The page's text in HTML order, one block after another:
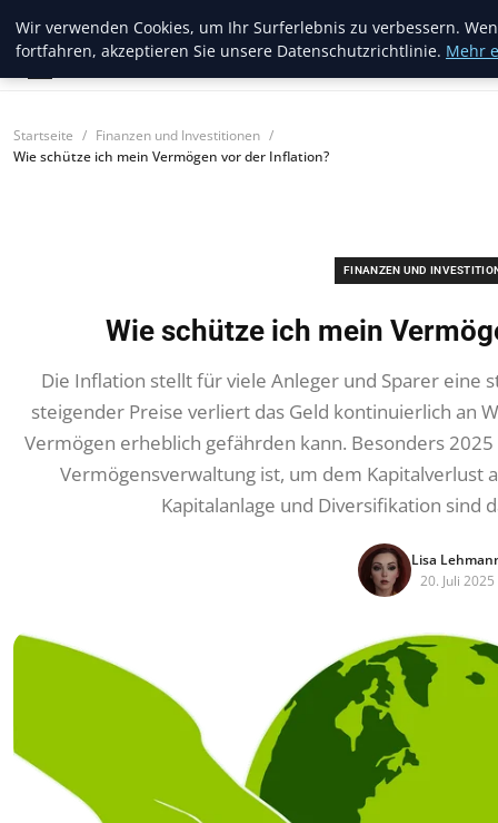
Amazon Aquatics
Startseite
Finanzen und Investitionen
Wie schütze ich mein Vermögen vor der Inflation?
FINANZEN UND
Wie schütze ich mein
Die Inflation stellt für viele Anleger und Sparer eine
steigender Preise verliert das Geld kontinuierlich an
Vermögen erheblich gefährden kann. Besonders
Vermögensverwaltung ist, um dem Kapitalverlust
Kapitalanlage und Diversifikation sind
Lisa
20. Juli 2025
Wir verwenden Cookies, um Ihr Surferlebnis zu verbessern.
fortfahren, akzeptieren Sie unsere Datenschutzrichtlinie. Mehr